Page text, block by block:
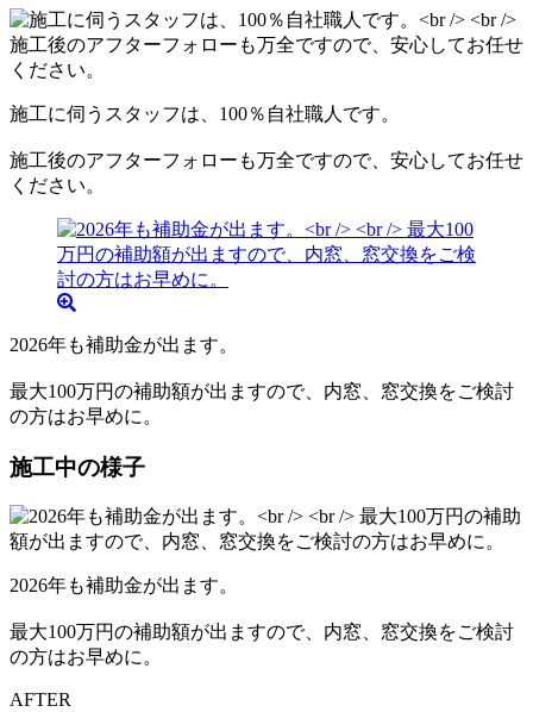
施工に伺うスタッフは、100％自社職人です。
施工後のアフターフォローも万全ですので、安心してお任せ
ください。
2026年も補助金が出ます。
最大100万円の補助額が出ますので、内窓、窓交換をご検討
の方はお早めに。
施工中の様子
2026年も補助金が出ます。
最大100万円の補助額が出ますので、内窓、窓交換をご検討
の方はお早めに。
AFTER